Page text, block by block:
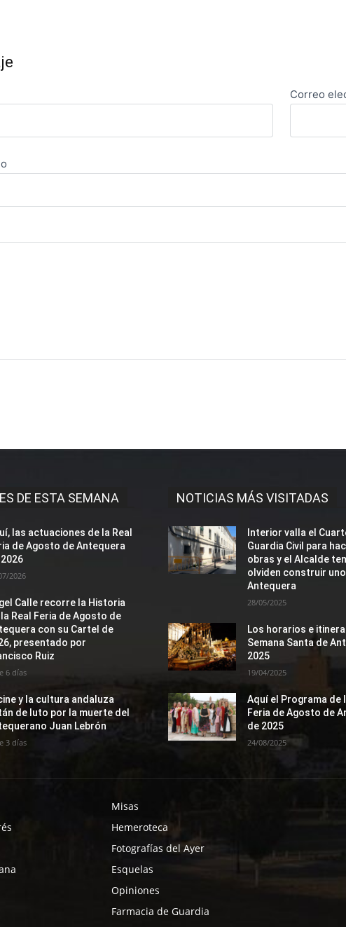
Correo
DE ESTA SEMANA
las actuaciones de la Real
de Agosto de Antequera
2026
Calle recorre la Historia
Real Feria de Agosto de
con su Cartel de
presentado por
Ruiz
6 días
y la cultura andaluza
de luto por la muerte del
Juan Lebrón
3 días
NOTICIAS MÁS VISITADAS
Interior valla el
Guardia Civil para
obras y el Alcalde
olviden construir uno
Antequera
28/05/2025
Los horarios e
Semana Santa de
2025
19/04/2025
Aquí el Programa de
Feria de Agosto de
de 2025
24/08/2025
Misas
Hemeroteca
Fotografías del Ayer
Esquelas
Opiniones
Farmacia de Guardia